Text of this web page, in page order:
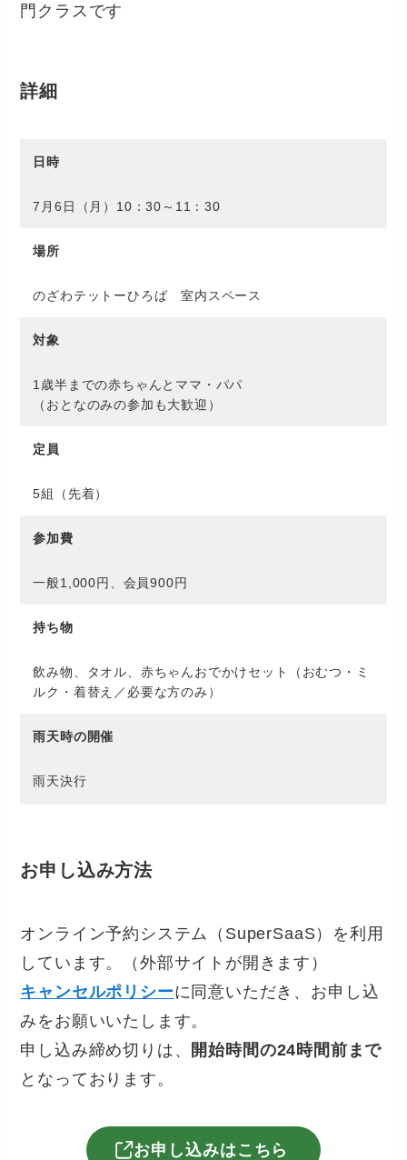
門クラスです
詳細
日時
7月6日（月）10：30～11：30
場所
のざわテットーひろば 室内スペース
対象
1歳半までの赤ちゃんとママ・パパ
（おとなのみの参加も大歓迎）
定員
5組（先着）
参加費
一般1,000円、会員900円
持ち物
飲み物、タオル、赤ちゃんおでかけセット（おむつ・ミ
ルク・着替え／必要な方のみ）
雨天時の開催
雨天決行
お申し込み方法
オンライン予約システム（SuperSaaS）を利用
しています。（外部サイトが開きます）
キャンセルポリシーに同意いただき、お申し込
みをお願いいたします。
申し込み締め切りは、
開始時間の24時間前まで
となっております。
お申し込みはこちら